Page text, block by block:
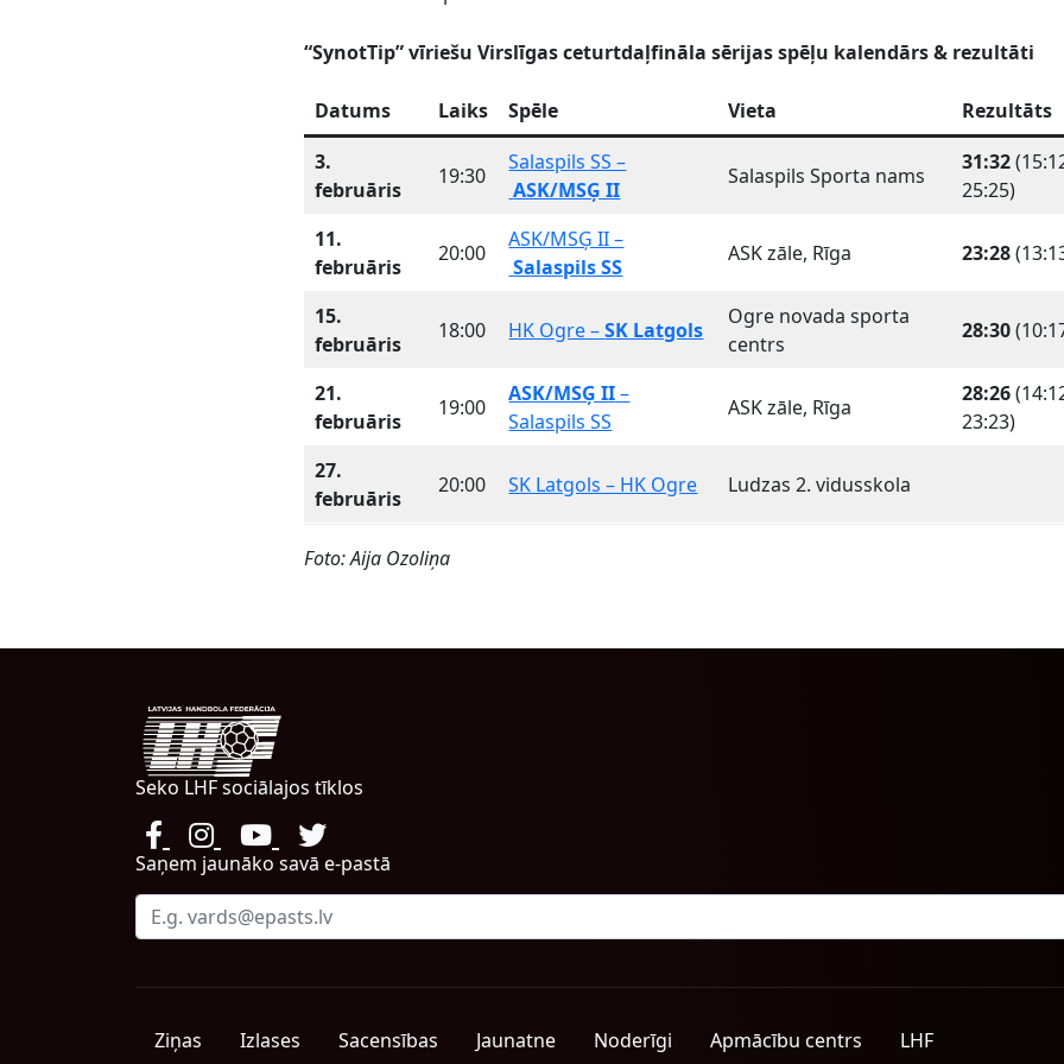
“SynotTip” vīriešu Virslīgas ceturtdaļfināla sērijas spēļu kalendārs & rezultāti
Datums Laiks Spēle Vieta
Rezultāts
3.
februāris
19:30
Salaspils SS –
ASK/MSĢ II
Salaspils Sporta nams
31:32
25:25)
11.
februāris
20:00
ASK/MSĢ II –
Salaspils SS
ASK zāle, Rīga 23:28
15.
februāris
18:00 HK Ogre –SK Latgols
Ogre novada sporta
centrs
28:30
21.
februāris
19:00
ASK/MSĢ II–
Salaspils SS
ASK zāle, Rīga
28:26
23:23)
27.
februāris
20:00 SK Latgols – HK Ogre Ludzas 2. vidusskola
Foto: Aija Ozoliņa
Seko LHF sociālajos tīklos
Saņem jaunāko savā e-pastā
Ziņas Izlases Sacensības Jaunatne Noderīgi Apmācību centrs LHF